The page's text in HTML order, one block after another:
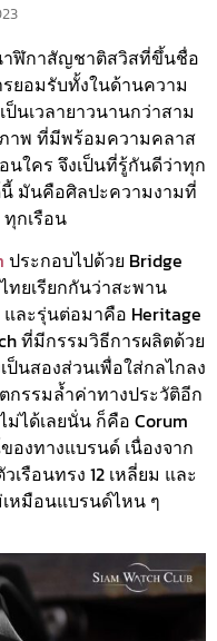
าฬิกาสัญชาติสวิสที่ขึ้นชื่อ
ยอมรับทั้งในด้านความ
นเวลายาวนานกว่าสาม
าพ ที่มีพร้อมความคลาส
นใคร จึงเป็นที่รู้กันดีว่าทุก
มันคือศิลปะความงามที่
ทุกเรือน
ประกอบไปด้วย Bridge
ยเรียกกันว่าสะพาน
ละรุ่นต่อมาคือ Heritage
ที่มีกรรมวิธีการผลิตด้วย
นสองส่วนเพื่อใส่กลไกลง
กรรมล้ำค่าทางประวัติอีก
ได้เลยนั่น ก็คือ Corum
งทางแบรนด์ เนื่องจาก
รือนทรง 12 เหลี่ยม และ
หมือนแบรนด์ไหน ๆ